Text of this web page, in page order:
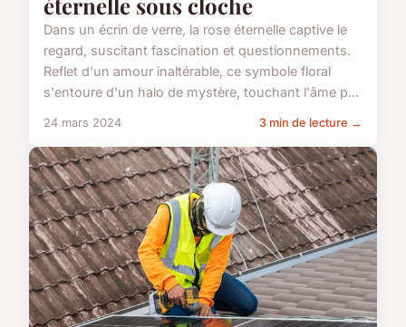
Dans un écrin de verre, la rose éternelle captive le
regard, suscitant fascination et questionnements.
Reflet d'un amour inaltérable, ce symbole floral
s'entoure d'un halo de mystère, touchant l'âme p...
24 mars 2024 3 min de lecture →